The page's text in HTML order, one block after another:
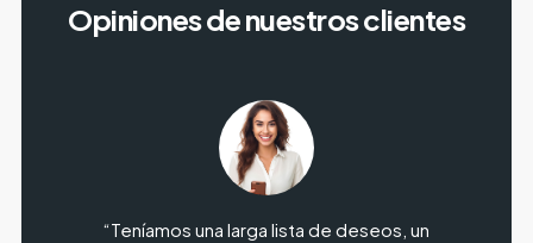
Opiniones de nuestros clientes
“Teníamos una larga lista de deseos, un